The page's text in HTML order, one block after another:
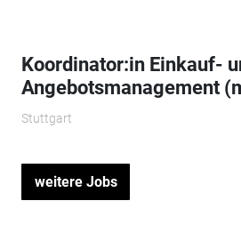
Koordinator:in Einkauf-
Angebotsmanagement
Stuttgart
weitere Jobs